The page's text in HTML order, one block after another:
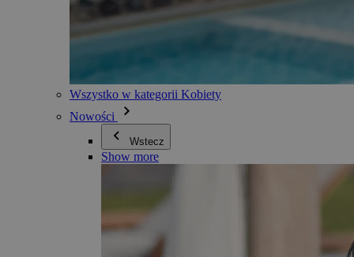
Wszystko w kategorii Kobiety
Nowości
Wstecz
Show more